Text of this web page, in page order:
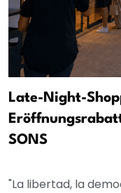
Late-Night-
SONS
"La libertad, la